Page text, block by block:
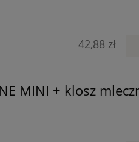
42,88 zł
MINI + klosz